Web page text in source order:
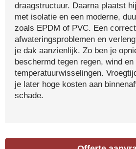
draagstructuur. Daarna plaatst
met isolatie en een moderne,
zoals EPDM of PVC. Een
afwateringsproblemen en
je dak aanzienlijk. Zo ben je
beschermd tegen regen, wind en
temperatuurwisselingen.
je later hoge kosten aan
schade.